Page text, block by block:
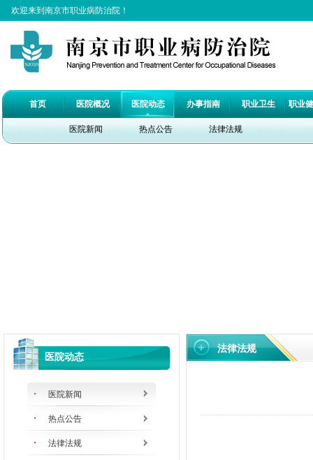
欢迎来到南京市职业病防治院！
首页 医院概况 医院动态
医院新闻 热点公告 法律法规
办事指南 职业卫生 职业
医院动态
医院新闻
热点公告
法律法规
法律法规